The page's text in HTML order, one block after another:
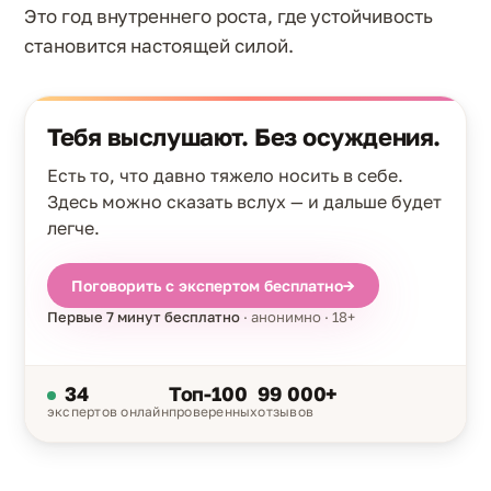
Это год внутреннего роста, где устойчивость
становится настоящей силой.
Тебя выслушают. Без осуждения.
Есть то, что давно тяжело носить в себе.
Здесь можно сказать вслух — и дальше будет
легче.
Поговорить с экспертом бесплатно→
Первые 7 минут бесплатно · анонимно · 18+
34
экспертов онлайн
Топ-100
проверенных
99 000+
отзывов